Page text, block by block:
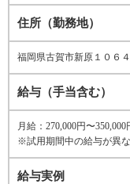
住所（勤務地）
福岡県古賀市新原１０６
給与（手当含む）
月給：270,000円〜350,000
※試用期間中の給与が異
給与実例